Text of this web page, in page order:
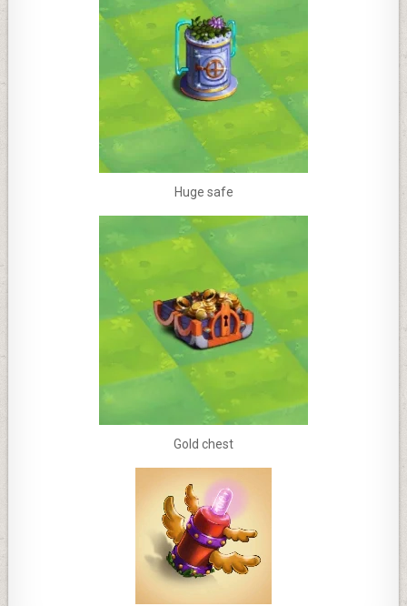
Huge safe
Gold chest